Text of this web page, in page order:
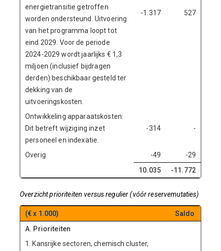
energietransitie getroffen
worden ondersteund. Uitvoering
van het programma loopt tot
eind 2029. Voor de periode
2024-2029 wordt jaarlijks € 1,3
miljoen (inclusief bijdragen
derden) beschikbaar gesteld ter
dekking van de
uitvoeringskosten.
-1.317 527
Ontwikkeling apparaatskosten:
Dit betreft wijziging inzet
personeel en indexatie.
-314 -
Overig -49
-29
10.035
-11.772
Overzicht prioriteiten versus regulier (vóór reservemutaties)
(€ x 1.000)
Saldo
A. Prioriteiten
1. Kansrijke sectoren, chemisch cluster,